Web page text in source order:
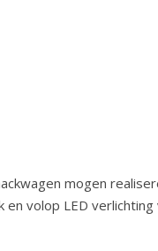
mogen
volop LED